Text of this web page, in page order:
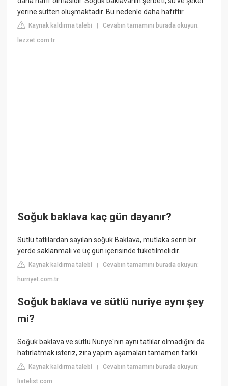
yerine sütten oluşmaktadır. Bu nedenle daha hafiftir.
Kaynak kaldırma talebi |Cevabın tamamını burada okuyun:
lezzet.com.tr
Soğuk baklava kaç gün dayanır?
Sütlü tatlılardan sayılan soğuk Baklava, mutlaka serin bir
yerde saklanmalı ve üç gün içerisinde tüketilmelidir.
Kaynak kaldırma talebi |Cevabın tamamını burada okuyun:
hurriyet.com.tr
Soğuk baklava ve sütlü nuriye aynı şey
mi?
Soğuk baklava ve sütlü Nuriye'nin aynı tatlılar olmadığını da
hatırlatmak isteriz, zira yapım aşamaları tamamen farklı.
Kaynak kaldırma talebi |Cevabın tamamını burada okuyun:
listelist.com